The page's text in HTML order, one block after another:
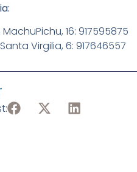
16: 917595875
Virgilia, 6: 917646557